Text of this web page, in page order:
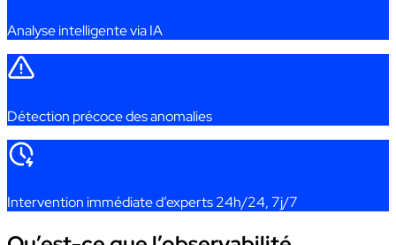
Analyseintelligentevia IA
Détection précocedesanomalies
Interventionimmédiated’experts 24h/24, 7j/7